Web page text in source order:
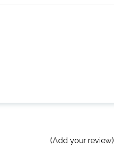
(Add your review)